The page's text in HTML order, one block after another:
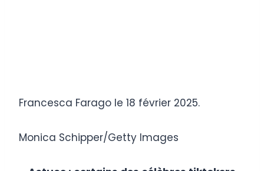
Francesca Farago le 18 février 2025.
Monica Schipper/Getty Images